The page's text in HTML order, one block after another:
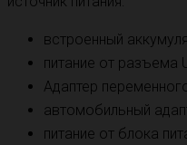
встроенный
питание от разъема
Адаптер
автомобильный
питание от блока